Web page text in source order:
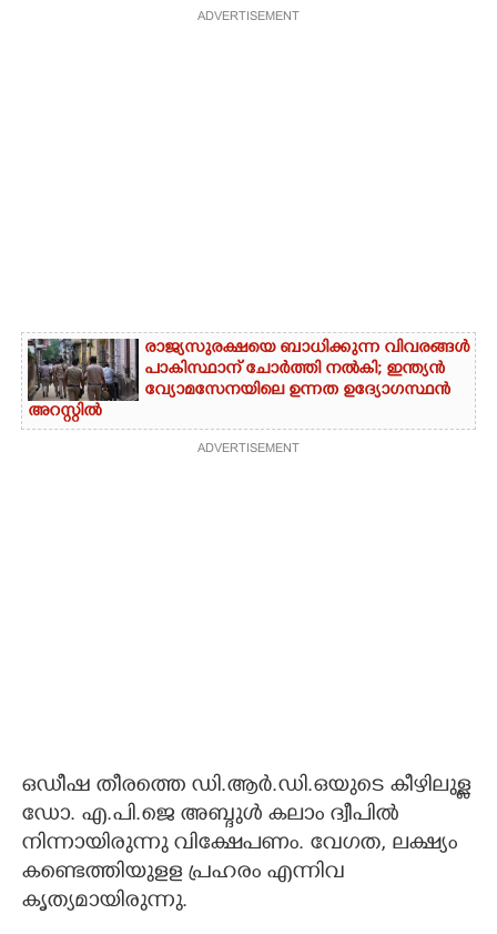
ADVERTISEMENT
രാജ്യസുരക്ഷയെ ബാധിക്കുന്ന വിവരങ്ങൾ
പാകിസ്ഥാന് ചോ‌ർത്തി നൽകി; ഇന്ത്യൻ
വ്യോമസേനയിലെ ഉന്നത ഉദ്യോഗസ്ഥൻ
അറസ്റ്റിൽ
ADVERTISEMENT
ഒഡീഷ തീരത്തെ ഡി.ആർ.ഡി.ഒയുടെ കീഴിലുള്ള
ഡോ. എ.പി.ജെ അബ്ദുൾ കലാം ദ്വീപിൽ
നിന്നായിരുന്നു വിക്ഷേപണം. വേഗത, ലക്ഷ്യം
കണ്ടെത്തിയുളള പ്രഹരം എന്നിവ
കൃത്യമായിരുന്നു.